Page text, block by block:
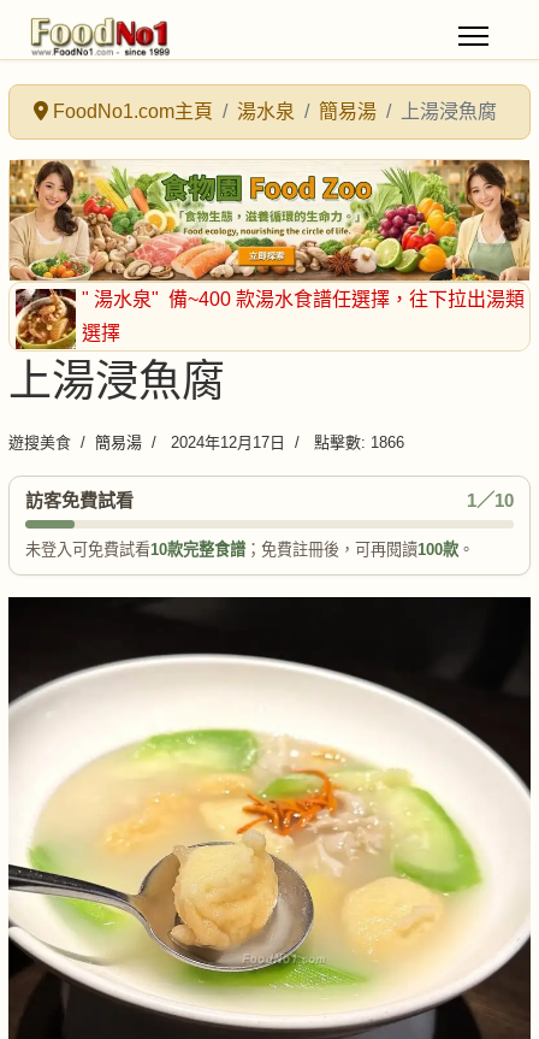
FoodNo1.com主頁 湯水泉 簡易湯 上湯浸魚腐
" 湯水泉" 備~400 款湯水食譜任選擇 ，往下拉出湯類
選擇
上湯浸魚腐
遊搜美食 簡易湯 2024年12月17日 點擊數: 1866
訪客免費試看 1／10
未登入可免費試看10款完整食譜 ；免費註冊後，可再閱讀100款 。